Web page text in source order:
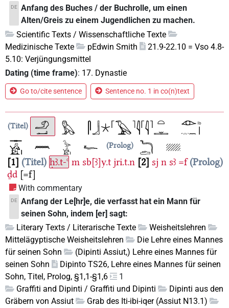
DE Anfang des Buches / der Buchrolle, um einen
Alten/Greis zu einem Jugendlichen zu machen.
Scientific Texts / Wissenschaftliche Texte
Medizinische Texte
pEdwin Smith
21.9-22.10 = Vso 4.8-
5.10: Verjüngungsmittel
Dating (time frame): 17. Dynastie
Go to/cite sentence Sentence no. 1 in co(n)text
Titel
Prolog
1 Titel ḥꜣ.t-ꜥ m sb[ꜣ]y.t jri.t.n 2 sj n sꜣ =f Prolog
ḏd [=f]
With commentary
DE Anfang der Le[hr]e, die verfasst hat ein Mann für
seinen Sohn, indem [er] sagt:
Literary Texts / Literarische Texte
Weisheitslehren
Mittelägyptische Weisheitslehren
Die Lehre eines Mannes
für seinen Sohn
(Dipinti Assiut,) Lehre eines Mannes für
seinen Sohn
Dipinto TS26, Lehre eines Mannes für seinen
Sohn, Titel, Prolog, §1,1-§1,6
1
Graffiti and Dipinti / Graffiti und Dipinti
Dipinti aus den
Gräbern von Assiut
Grab des Iti-ibi-iqer (Assiut N13.1)